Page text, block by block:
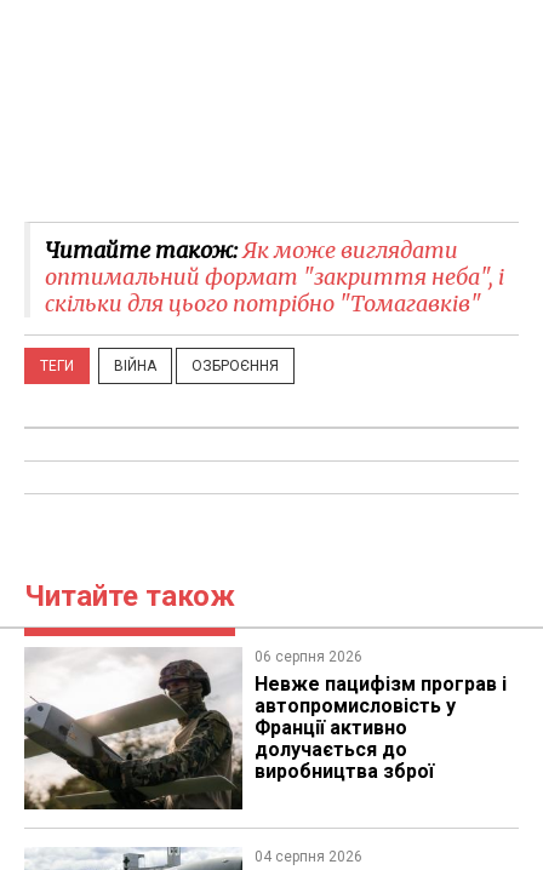
Читайте також:Як може виглядати
оптимальний формат "закриття неба", і
скільки для цього потрібно "Томагавків"
ТЕГИ ВІЙНА ОЗБРОЄННЯ
Читайте також
06 серпня 2026
Невже пацифізм програв і
автопромисловість у
Франції активно
долучається до
виробництва зброї
04 серпня 2026